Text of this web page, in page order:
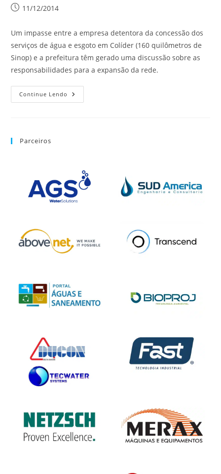
11/12/2014
Um impasse entre a empresa detentora da concessão dos
serviços de água e esgoto em Colíder (160 quilômetros de
Sinop) e a prefeitura têm gerado uma discussão sobre as
responsabilidades para a expansão da rede.
Continue Lendo
Parceiros